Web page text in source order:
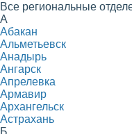
Все региональные
А
Абакан
Альметьевск
Анадырь
Ангарск
Апрелевка
Армавир
Архангельск
Астрахань
Б